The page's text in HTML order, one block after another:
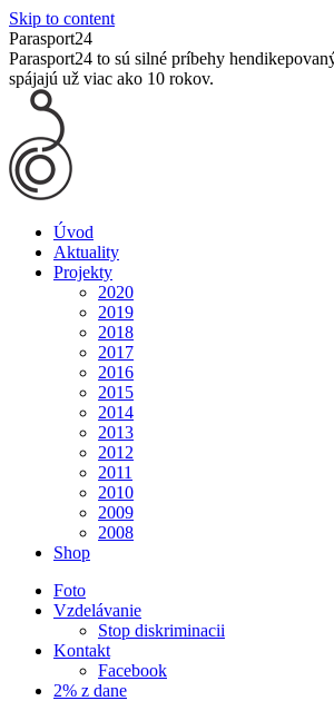
Skip to content
Parasport24
Parasport24 to sú silné príbehy
spájajú už viac ako 10 rokov.
Úvod
Aktuality
Projekty
2020
2019
2018
2017
2016
2015
2014
2013
2012
2011
2010
2009
2008
Shop
Foto
Vzdelávanie
Stop diskriminacii
Kontakt
Facebook
2% z dane